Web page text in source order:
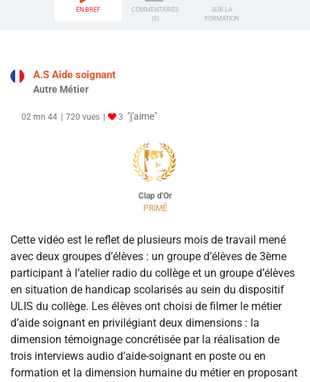
EN BREF
COMMENTAIRES
(0)
SUR LA
FORMATION
A.S Aide soignant
Autre Métier
02 mn 44 720 vues 3 "j'aime"
Clap d'Or
PRIMÉ
Cette vidéo est le reflet de plusieurs mois de travail mené
avec deux groupes d’élèves : un groupe d’élèves de 3ème
participant à l’atelier radio du collège et un groupe d’élèves
en situation de handicap scolarisés au sein du dispositif
ULIS du collège. Les élèves ont choisi de filmer le métier
d’aide soignant en privilégiant deux dimensions : la
dimension témoignage concrétisée par la réalisation de
trois interviews audio d’aide-soignant en poste ou en
formation et la dimension humaine du métier en proposant